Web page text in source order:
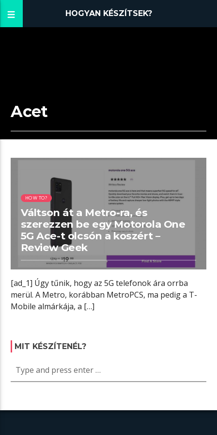
HOGYAN KÉSZÍTSEK?
Acet
HOW TO?
Váltson át a Metro-ra, és
szerezzen be egy Motorola One
5G Ace-t olcsón a koszért –
Review Geek
[ad_1] Úgy tűnik, hogy az 5G telefonok ára orrba
merül. A Metro, korábban MetroPCS, ma pedig a T-
Mobile almárkája, a […]
MIT KÉSZÍTENÉL?